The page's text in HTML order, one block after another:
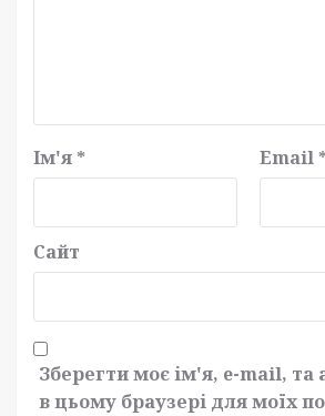
Ім'я * Email *
Сайт
Зберегти моє ім'я, e-mail, та
в цьому браузері для моїх